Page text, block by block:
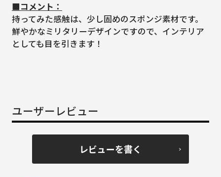
■コメント：
持ってみた感触は、少し固めのスポンジ素材です。
鮮やかなミリタリーデザインですので、インテリア
としても目を引きます！
ユーザーレビュー
レビューを書く